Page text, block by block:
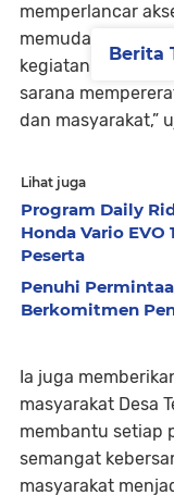
memperlancar
memudahkan
kegiatan gotong
sarana
dan masyarakat,”
Lihat juga
Program Daily
Honda Vario
Peserta
Penuhi
Berkomitmen
Ia juga
masyarakat Desa
membantu setiap
semangat
masyarakat
Berita